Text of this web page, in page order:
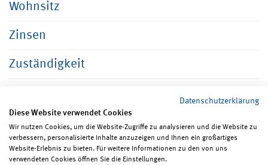
Wohnsitz
Zinsen
Zuständigkeit
Seite teilen Seite drucken
Datenschutzerklärung
Diese Website verwendet Cookies
Wir nutzen Cookies, um die Website-Zugriffe zu analysieren und die Website zu
verbessern, personalisierte Inhalte anzuzeigen und Ihnen ein großartiges
Website-Erlebnis zu bieten. Für weitere Informationen zu den von uns
verwendeten Cookies öffnen Sie die Einstellungen.